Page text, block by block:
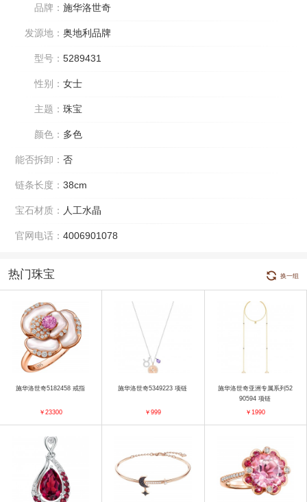
品牌： 施华洛世奇
发源地： 奥地利品牌
型号： 5289431
性别： 女士
主题： 珠宝
颜色： 多色
能否拆卸： 否
链条长度： 38cm
宝石材质： 人工水晶
官网电话： 4006901078
热门珠宝 换一组
施华洛世奇5182458 戒指
￥23300
施华洛世奇5349223 项链
￥999
施华洛世奇亚洲专属系列52
90594 项链
￥1990